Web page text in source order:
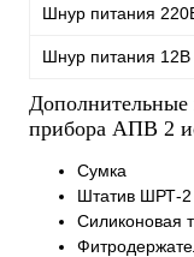
Шнур питания
Шнур питания 12В
прибора АПВ 2
Сумка
Штатив ШРТ-
Силиконовая